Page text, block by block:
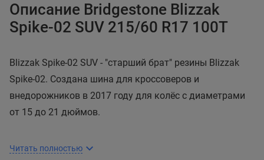
Описание Bridgestone Blizzak
Spike-02 SUV 215/60 R17 100T
Blizzak Spike-02 SUV - "старший брат" резины Blizzak
Spike-02. Создана шина для кроссоверов и
внедорожников в 2017 году для колёс с диаметрами
от 15 до 21 дюймов.
Читать полностью